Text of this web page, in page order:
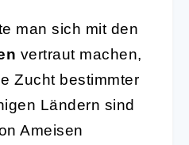
man sich mit den
vertraut machen,
Zucht bestimmter
Ländern sind
Ameisen